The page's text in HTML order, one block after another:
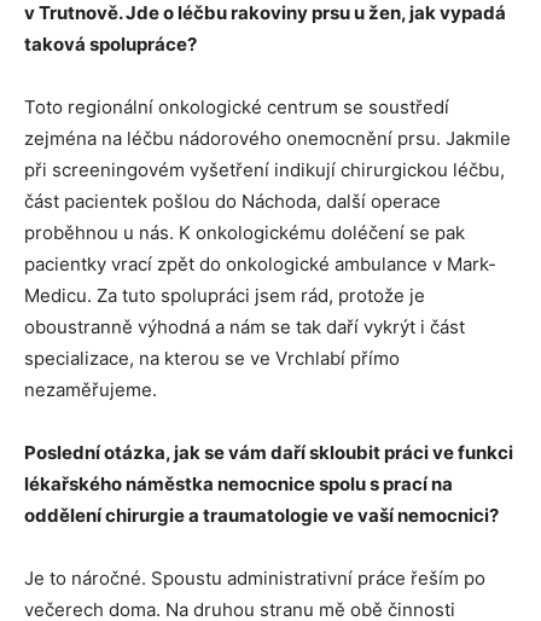
v Trutnově. Jde o léčbu rakoviny prsu u žen, jak vypadá
taková spolupráce?
Toto regionální onkologické centrum se soustředí
zejména na léčbu nádorového onemocnění prsu. Jakmile
při screeningovém vyšetření indikují chirurgickou léčbu,
část pacientek pošlou do Náchoda, další operace
proběhnou u nás. K onkologickému doléčení se pak
pacientky vrací zpět do onkologické ambulance v Mark-
Medicu. Za tuto spolupráci jsem rád, protože je
oboustranně výhodná a nám se tak daří vykrýt i část
specializace, na kterou se ve Vrchlabí přímo
nezaměřujeme.
Poslední otázka, jak se vám daří skloubit práci ve funkci
lékařského náměstka nemocnice spolu s prací na
oddělení chirurgie a traumatologie ve vaší nemocnici?
Je to náročné. Spoustu administrativní práce řeším po
večerech doma. Na druhou stranu mě obě činnosti